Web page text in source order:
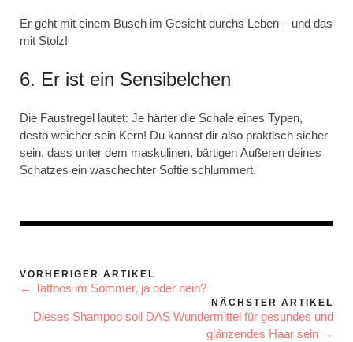
Er geht mit einem Busch im Gesicht durchs Leben – und das
mit Stolz!
6. Er ist ein Sensibelchen
Die Faustregel lautet: Je härter die Schale eines Typen,
desto weicher sein Kern! Du kannst dir also praktisch sicher
sein, dass unter dem maskulinen, bärtigen Äußeren deines
Schatzes ein waschechter Softie schlummert.
VORHERIGER ARTIKEL
← Tattoos im Sommer, ja oder nein?
NÄCHSTER ARTIKEL
Dieses Shampoo soll DAS Wundermittel für gesundes und
glänzendes Haar sein →